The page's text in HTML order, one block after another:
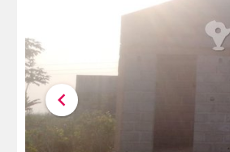
chevron_left